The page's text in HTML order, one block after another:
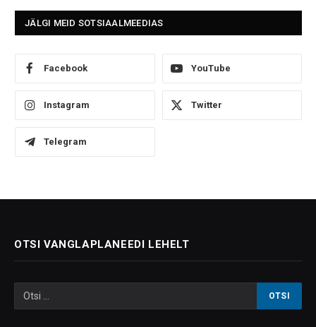
JÄLGI MEID SOTSIAALMEEDIAS
Facebook YouTube
Instagram Twitter
Telegram
OTSI VANGLAPLANEEDI LEHELT